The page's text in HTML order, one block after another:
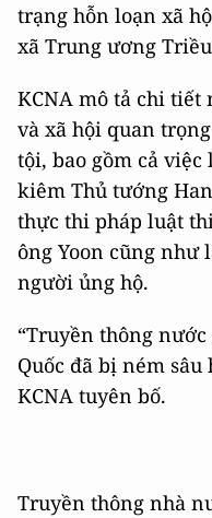
trạng hỗn loạn xã
xã Trung ương
KCNA mô tả chi
và xã hội quan
tội, bao gồm cả
kiêm Thủ tướng
thực thi pháp luật
ông Yoon cũng
người ủng hộ.
“Truyền thông
Quốc đã bị ném
KCNA tuyên bố.
Truyền thông nhà